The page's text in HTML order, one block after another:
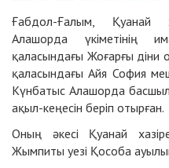
Ғабдол-Ғалым, Қуанай
Алашорда үкіметінің
қаласындағы Жоғарғы дiни
қаласындағы Айя София
Күнбатыс Алашорда
ақыл-кеңесiн берiп отырған.
Оның әкесі Қуанай
Жымпиты уезі Қособа